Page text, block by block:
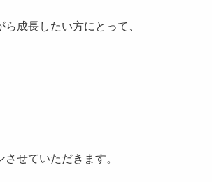
成長したい方にとって、
せていただきます。